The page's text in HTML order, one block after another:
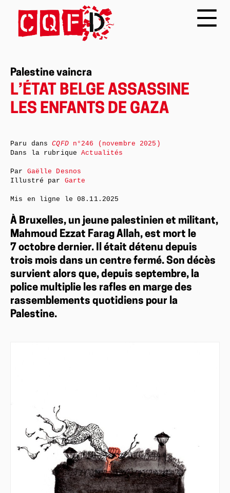
Palestine vaincra
L’ÉTAT BELGE ASSASSINE
LES ENFANTS DE GAZA
À Bruxelles, un jeune palestinien et militant,
Mahmoud Ezzat Farag Allah, est mort le
7 octobre dernier. Il était détenu depuis
trois mois dans un centre fermé. Son décès
survient alors que, depuis septembre, la
police multiplie les rafles en marge des
rassemblements quotidiens pour la
Palestine.
Paru dansCQFDn°246 (novembre 2025)
Dans la rubriqueActualités
Par Gaëlle Desnos
Illustré par Garte
Mis en ligne le08.11.2025